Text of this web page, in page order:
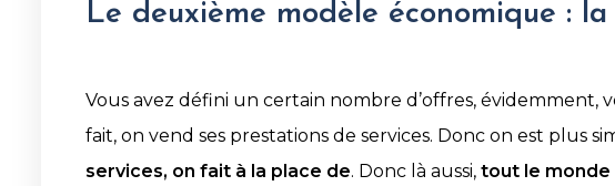
Le deuxième modèle économique :
Vous avez défini un certain nombre d’offres, évidemment,
fait, on vend ses prestations de services. Donc on est plus
services, on fait à la place de. Donc là aussi, tout le monde